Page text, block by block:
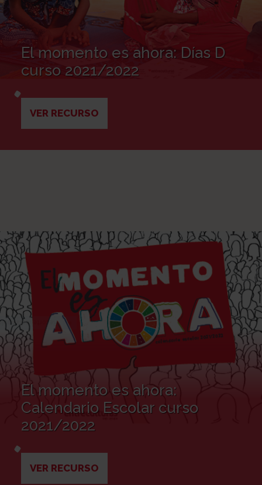
El momento es ahora: Días D
curso 2021/2022
VER RECURSO
El momento es ahora:
Calendario Escolar curso
2021/2022
VER RECURSO